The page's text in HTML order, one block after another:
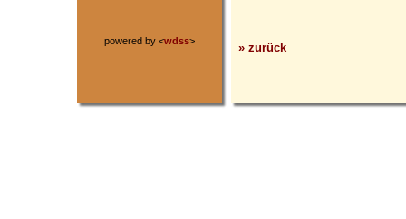
powered by <wdss> » zurück